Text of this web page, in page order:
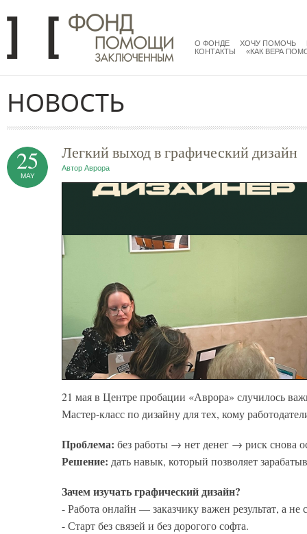
mainmenu
О ФОНДЕ ХОЧУ ПОМОЧЬ
КОНТАКТЫ
«КАК ВЕРА
НОВОСТЬ
Легкий выход в графический дизайн
Автор Аврора
25
MAY
21 мая в Центре пробации «Аврора» случилось
Мастер-класс по дизайну для тех, кому
Проблема: без работы → нет денег → риск снова
Решение: дать навык, который позволяет
Зачем изучать графический дизайн?
- Работа онлайн — заказчику важен результат, а не
- Старт без связей и без дорогого софта.